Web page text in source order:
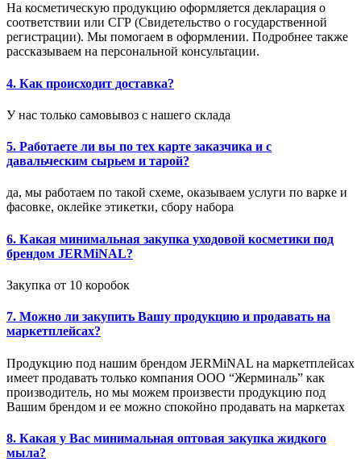
На косметическую продукцию оформляется декларация о
соответствии или СГР (Свидетельство о государственной
регистрации). Мы помогаем в оформлении. Подробнее также
рассказываем на персональной консультации.
4. Как происходит доставка?
У нас только самовывоз с нашего склада
5. Работаете ли вы по тех карте заказчика и с
давальческим сырьем и тарой?
да, мы работаем по такой схеме, оказываем услуги по варке и
фасовке, оклейке этикетки, сбору набора
6. Какая минимальная закупка уходовой косметики под
брендом JERMiNAL?
Закупка от 10 коробок
7. Можно ли закупить Вашу продукцию и продавать на
маркетплейсах?
Продукцию под нашим брендом JERMiNAL на маркетплейсах
имеет продавать только компания ООО “Жерминаль” как
производитель, но мы можем произвести продукцию под
Вашим брендом и ее можно спокойно продавать на маркетах
8. Какая у Вас минимальная оптовая закупка жидкого
мыла?